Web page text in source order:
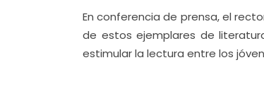
En conferencia de prensa, el
de estos ejemplares de
estimular la lectura entre los